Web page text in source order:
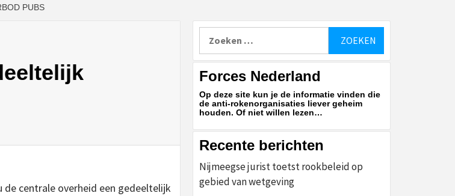
PUBS
de centrale overheid een gedeeltelijk
naar:
Forces Nederland
Op deze site kun je de informatie vinden die
de anti-rokenorganisaties liever geheim
houden. Of niet willen lezen…
Recente berichten
Nijmeegse jurist toetst rookbeleid op
gebied van wetgeving